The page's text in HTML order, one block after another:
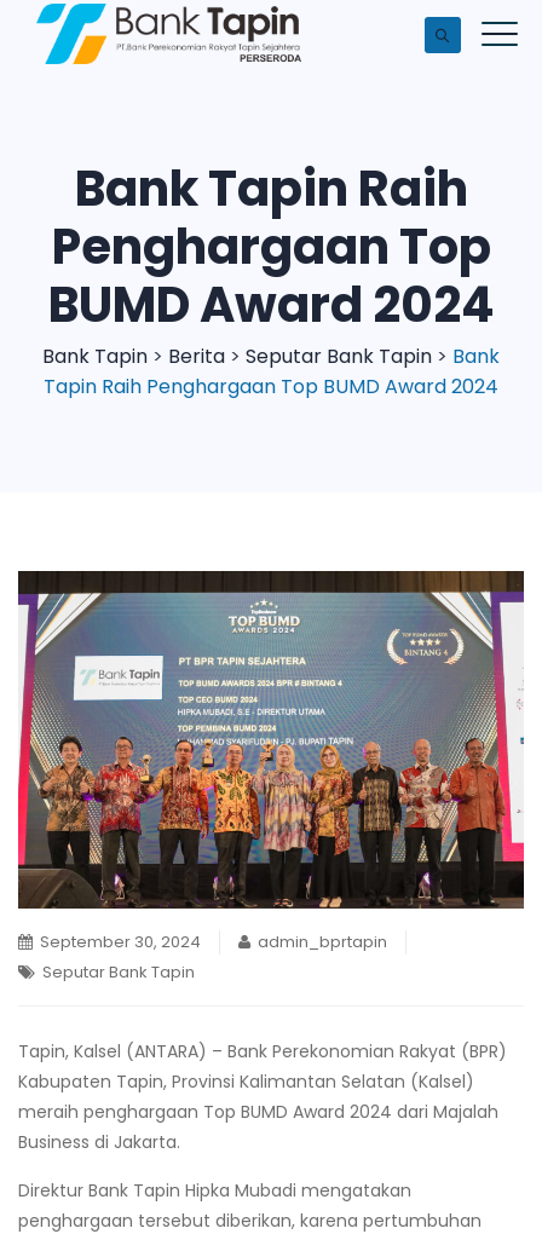
Bank Tapin Raih
Penghargaan Top
BUMD Award 2024
Bank Tapin > Berita > Seputar Bank Tapin > Bank
Tapin Raih Penghargaan Top BUMD Award 2024
September 30, 2024
admin_bprtapin
Seputar Bank Tapin
Tapin, Kalsel (ANTARA) – Bank Perekonomian Rakyat (BPR)
Kabupaten Tapin, Provinsi Kalimantan Selatan (Kalsel)
meraih penghargaan Top BUMD Award 2024 dari Majalah
Business di Jakarta.
Direktur Bank Tapin Hipka Mubadi mengatakan
penghargaan tersebut diberikan, karena pertumbuhan